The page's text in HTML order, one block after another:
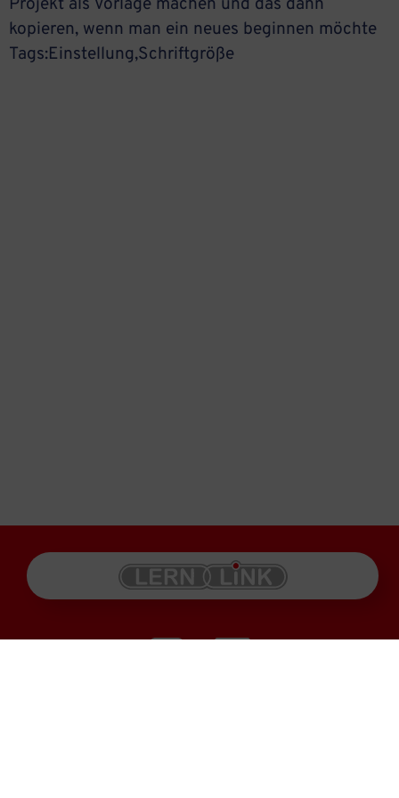
Projekt als Vorlage machen und das dann
kopieren, wenn man ein neues beginnen möchte
Tags:Einstellung,Schriftgröße